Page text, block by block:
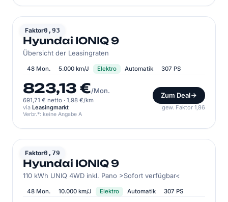
Faktor0,93
HYUNDAI
Hyundai IONIQ 9
Übersicht der Leasingraten
48 Mon. 5.000 km/J Elektro Automatik 307 PS
823,13 €/Mon.
691,71 € netto · 1,98 €/km
Zum Deal
via Leasingmarkt gew. Faktor 1,86
Verbr.*: keine Angabe A
Faktor0,79
HYUNDAI
Hyundai IONIQ 9
110 kWh UNIQ 4WD inkl. Pano >Sofort verfügbar<
48 Mon. 10.000 km/J Elektro Automatik 307 PS